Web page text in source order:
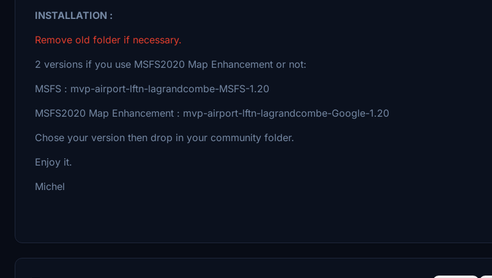
INSTALLATION :
Remove old folder if necessary.
2 versions if you use MSFS2020 Map Enhancement or not:
MSFS : mvp-airport-lftn-lagrandcombe-MSFS-1.20
MSFS2020 Map Enhancement : mvp-airport-lftn-lagrandcombe-Google-1.20
Chose your version then drop in your community folder.
Enjoy it.
Michel